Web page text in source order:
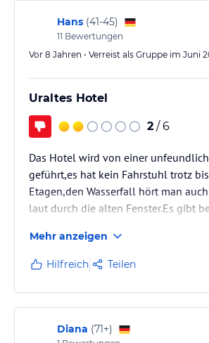
Hans (41-45)
11 Bewertungen
Vor 8 Jahren • Verreist als Gruppe im Juni
Uraltes Hotel
2 / 6
Das Hotel wird von einer
geführt,es hat kein Fahrstuhl trotz
Etagen,den Wasserfall hört man
laut durch die alten Fenster.Es gibt
Mehr anzeigen
Hilfreich Teilen
Diana (71+)